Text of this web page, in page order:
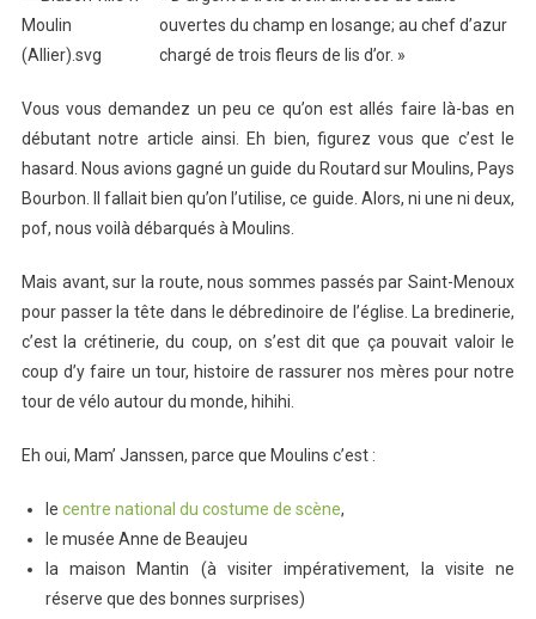
ouvertes du champ en losange; au chef d’azur
chargé de trois fleurs de lis d’or. »
Vous vous demandez un peu ce qu’on est allés faire là-bas en
débutant notre article ainsi. Eh bien, figurez vous que c’est le
hasard. Nous avions gagné un guide du Routard sur Moulins, Pays
Bourbon. Il fallait bien qu’on l’utilise, ce guide. Alors, ni une ni deux,
pof, nous voilà débarqués à Moulins.
Mais avant, sur la route, nous sommes passés par Saint-Menoux
pour passer la tête dans le débredinoire de l’église. La bredinerie,
c’est la crétinerie, du coup, on s’est dit que ça pouvait valoir le
coup d’y faire un tour, histoire de rassurer nos mères pour notre
tour de vélo autour du monde, hihihi.
Eh oui, Mam’ Janssen, parce que Moulins c’est :
le centre national du costume de scène,
le musée Anne de Beaujeu
la maison Mantin (à visiter impérativement, la visite ne
réserve que des bonnes surprises)